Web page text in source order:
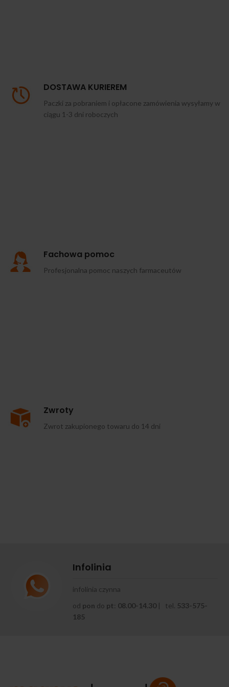
DOSTAWA KURIEREM
Paczki za pobraniem i opłacone zamówienia wysyłamy w
ciągu 1-3 dni roboczych
Fachowa pomoc
Profesjonalna pomoc naszych farmaceutów
Zwroty
Zwrot zakupionego towaru do 14 dni
Infolinia
infolinia czynna
od pon do pt: 08.00-14.30 | tel. 533-575-
185